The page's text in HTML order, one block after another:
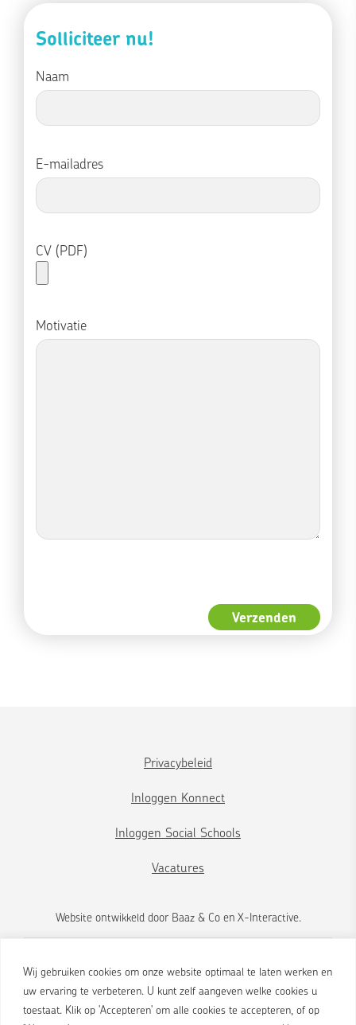
Wij gebruiken cookies om onze website optimaal te laten werken en
uw ervaring te verbeteren. U kunt zelf aangeven welke cookies u
toestaat. Klik op 'Accepteren' om alle cookies te accepteren, of op
Solliciteer nu!
Naam
E-mailadres
CV (PDF)
Motivatie
Privacybeleid
Inloggen Konnect
Inloggen Social Schools
Vacatures
Website ontwikkeld door Baaz & Coen X-Interactive.